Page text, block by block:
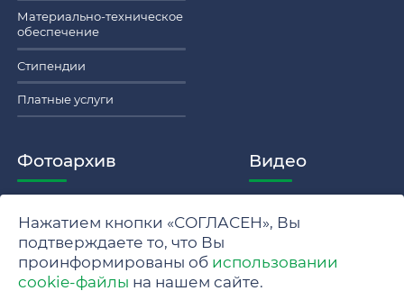
Материально-техническое
обеспечение
Стипендии
Платные услуги
Фотоархив Видео
Политика обработки персональных данных МГУ
Положение об обработке и защите персональных данных
Нажатием кнопки «СОГЛАСЕН», Вы
подтверждаете то, что Вы
проинформированы об использовании
cookie-файлы на нашем сайте.